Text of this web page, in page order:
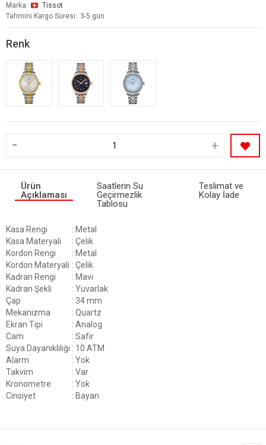
Marka
Tissot
Tahmini Kargo Süresi
3-5 gün
Renk
- +
Ürün
Açıklaması
Saatlerin Su
Geçirmezlik
Tablosu
Teslimat ve
Kolay İade
Kasa Rengi
: Metal
Kasa Materyali
: Çelik
Kordon Rengi
: Metal
Kordon Materyali : Çelik
Kadran Rengi
: Mavi
Kadran Şekli
: Yuvarlak
Çap
: 34 mm
Mekanizma
: Quartz
Ekran Tipi
: Analog
Cam
: Safir
Suya Dayanıklılığı : 10 ATM
Alarm
: Yok
Takvim
: Var
Kronometre
: Yok
Cinsiyet
: Bayan